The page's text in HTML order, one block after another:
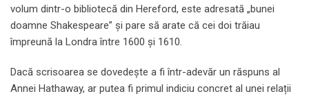
volum dintr-o bibliotecă din Hereford, este adresată „bunei
doamne Shakespeare” și pare să arate că cei doi trăiau
împreună la Londra între 1600 și 1610.
Dacă scrisoarea se dovedește a fi într-adevăr un răspuns al
Annei Hathaway, ar putea fi primul indiciu concret al unei relații